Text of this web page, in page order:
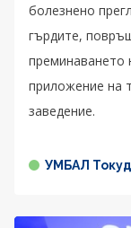
болезнено
гърдите,
преминаването
приложение на
заведение.
УМБАЛ